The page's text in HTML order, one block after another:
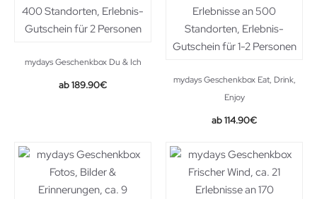
mydays Geschenkbox Du & Ich
189.90€
mydays Geschenkbox Eat, Drink,
Enjoy
114.90€